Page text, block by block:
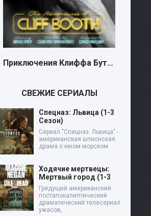
Приключения Клиффа Бута (2026)
СВЕЖИЕ СЕРИАЛЫ
Спецназ: Львица (1-3
Сезон)
Сериал "Спецназ: Львица" -
американская шпионская
драма о юном морском
Ходячие мертвецы:
Мертвый город (1-3
Грядущий американский
постапокалиптический
драматический телесериал
ужасов,